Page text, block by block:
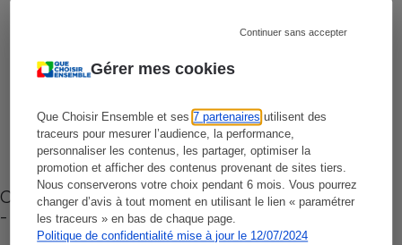
Gérer mes cookies
Que Choisir Ensemble et ses7 partenaires utilisent des
traceurs pour mesurer l’audience, la performance,
personnaliser les contenus, les partager, optimiser la
promotion et afficher des contenus provenant de sites tiers.
Nous conserverons votre choix pendant 6 mois. Vous pourrez
changer d’avis à tout moment en utilisant le lien « paramétrer
les traceurs » en bas de chaque page.
Politique de confidentialité mise à jour le 12/07/2024
Continuer sans accepter
Cafetière à capsules zéro déchet CoffeeB (vidéo)
- Premières impressions